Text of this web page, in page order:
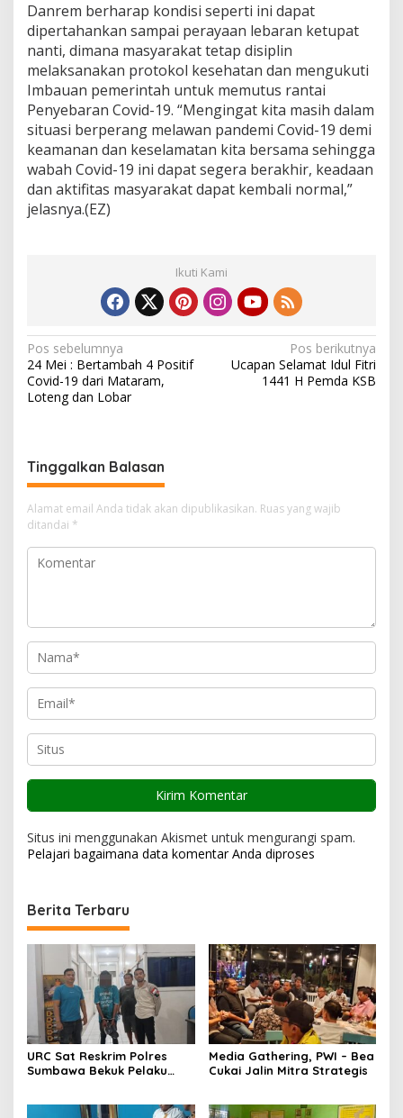
Danrem berharap kondisi seperti ini dapat
dipertahankan sampai perayaan lebaran ketupat
nanti, dimana masyarakat tetap disiplin
melaksanakan protokol kesehatan dan mengukuti
Imbauan pemerintah untuk memutus rantai
Penyebaran Covid-19. “Mengingat kita masih dalam
situasi berperang melawan pandemi Covid-19 demi
keamanan dan keselamatan kita bersama sehingga
wabah Covid-19 ini dapat segera berakhir, keadaan
dan aktifitas masyarakat dapat kembali normal,”
jelasnya.(EZ)
Ikuti Kami
N
a
v
g
a
s
i
p
Pos sebelumnya
24 Mei : Bertambah 4 Positif
Covid-19 dari Mataram,
Loteng dan Lobar
Pos berikutnya
Ucapan Selamat Idul Fitri
1441 H Pemda KSB
Tinggalkan Balasan
Alamat email Anda tidak akan dipublikasikan. Ruas yang wajib
ditandai *
Situs ini menggunakan Akismet untuk mengurangi spam.
Pelajari bagaimana data komentar Anda diproses
Berita Terbaru
URC Sat Reskrim Polres
Sumbawa Bekuk Pelaku
Media Gathering, PWI – Bea
Cukai Jalin Mitra Strategis